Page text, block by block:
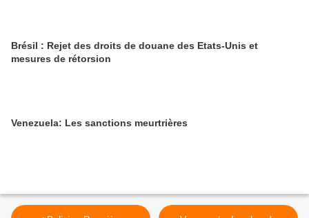
Brésil : Rejet des droits de douane des Etats-Unis et
mesures de rétorsion
Venezuela: Les sanctions meurtrières